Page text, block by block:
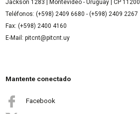
Jackson 1283 | Montevideo - Uruguay | CP 11200
Teléfonos: (+598) 2409 6680 - (+598) 2409 2267
Fax: (+598) 2400 4160
E-Mail: pitcnt@pitcnt.uy
Mantente conectado
Facebook